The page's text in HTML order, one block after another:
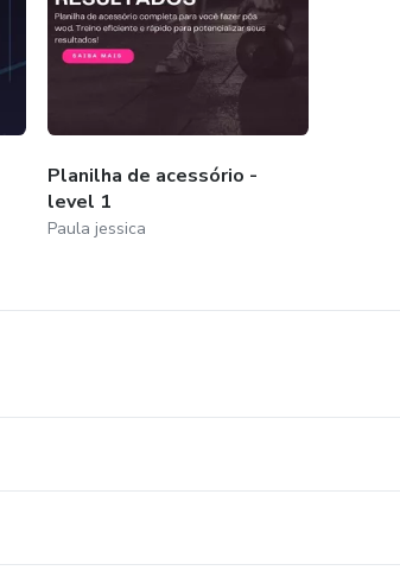
Planilha de acessório -
level 1
Paula jessica